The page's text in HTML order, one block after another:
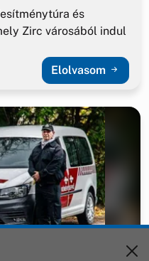
és
Zirc városából indul
Elolvasom